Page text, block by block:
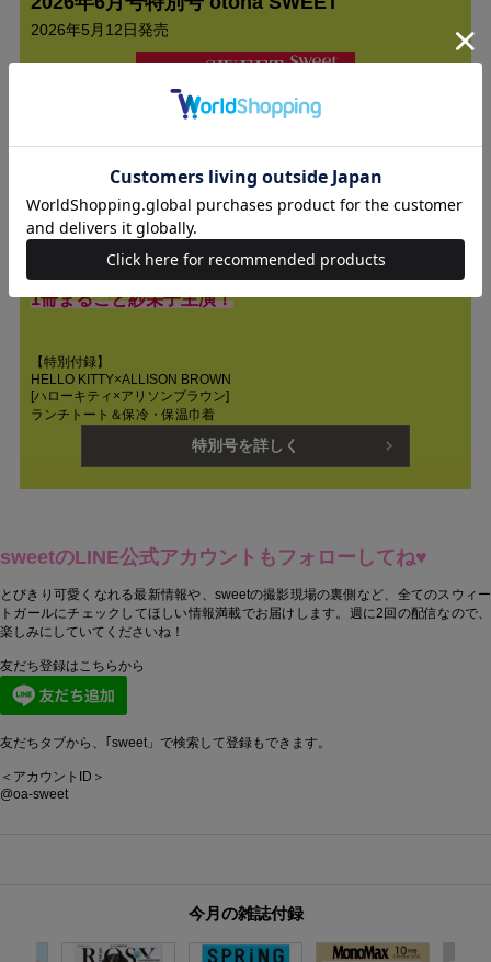
2026年5月12日発売
1冊まるごと紗栄子主演！
【特別付録】
HELLO KITTY×ALLISON BROWN
[ハローキティ×アリソンブラウン]
ランチトート＆保冷・保温巾着
特別号を詳しく
sweetのLINE公式アカウントもフォローしてね♥
とびきり可愛くなれる最新情報や、sweetの撮影現場の裏側など、全てのスウィー
トガールにチェックしてほしい情報満載でお届けします。週に2回の配信なので、
楽しみにしていてくださいね！
友だち登録はこちらから
友だちタブから、｢sweet」で検索して登録もできます。
＜アカウントID＞
@oa-sweet
今月の雑誌付録